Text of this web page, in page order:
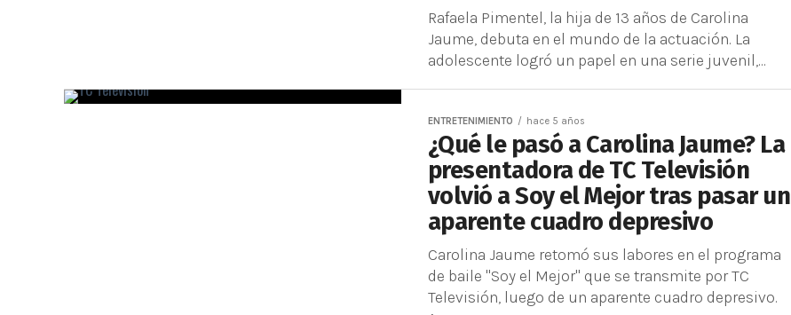
Rafaela Pimentel, la hija de 13 años de Carolina
Jaume, debuta en el mundo de la actuación. La
adolescente logró un papel en una serie juvenil,...
ENTRETENIMIENTO hace 5 años
¿Qué le pasó a Carolina Jaume? La
presentadora de TC Televisión
volvió a Soy el Mejor tras pasar un
aparente cuadro depresivo
Carolina Jaume retomó sus labores en el programa
de baile "Soy el Mejor" que se transmite por TC
Televisión, luego de un aparente cuadro depresivo.